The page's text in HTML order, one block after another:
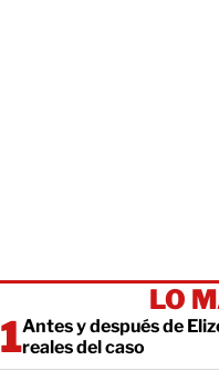
LO
Antes y después de
reales del caso